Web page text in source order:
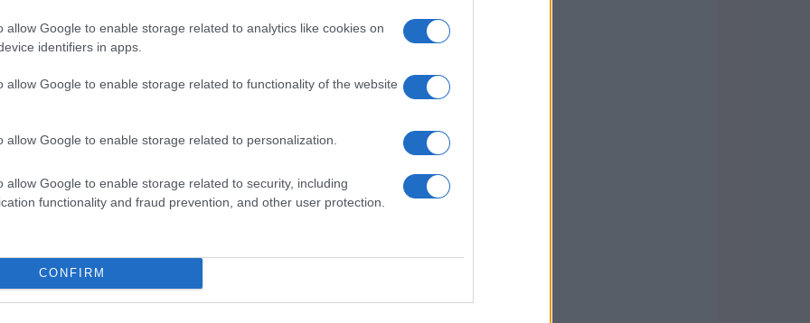
allow Google to enable storage related to analytics like cookies on
identifiers in apps.
allow Google to enable storage related to functionality of the website
allow Google to enable storage related to personalization.
allow Google to enable storage related to security, including
functionality and fraud prevention, and other user protection.
CONFIRM
la resistenza della pelle agli agenti patogeni
sebacee, combattendo la produzione
i danni dei radicali liberi e rallenta
dell’olio di albicocca da varie ricerche
efficace e capace di rigenerare
d’albicocca